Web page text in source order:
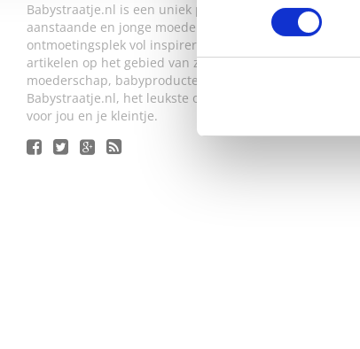
Babystraatje.nl is een uniek platform voor
aanstaande en jonge moeders. Een online
ontmoetingsplek vol inspirerende blogs en handige
artikelen op het gebied van zwangerschap,
moederschap, babyproducten, lifestyle en fashion.
Babystraatje.nl, het leukste online (winkel)straatje
voor jou en je kleintje.